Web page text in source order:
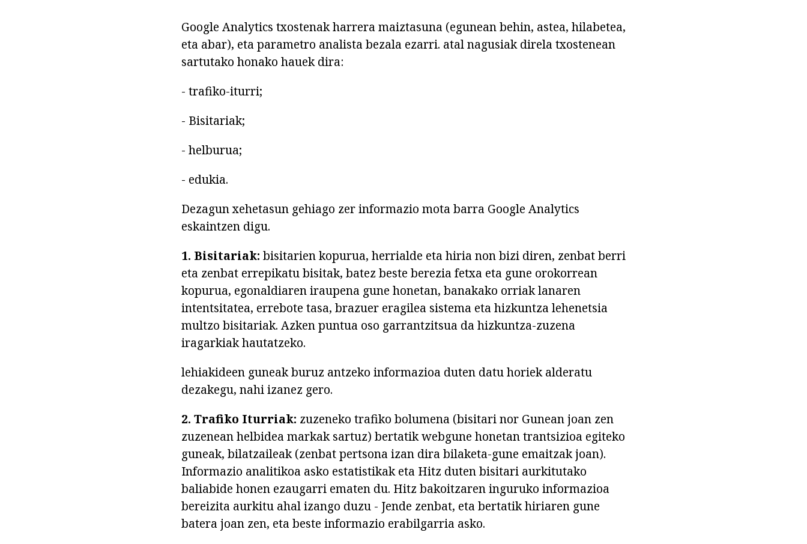
Google Analytics txostenak harrera maiztasuna (egunean behin, astea, hilabetea,
eta abar), eta parametro analista bezala ezarri. atal nagusiak direla txostenean
sartutako honako hauek dira:
- trafiko-iturri;
- Bisitariak;
- helburua;
- edukia.
Dezagun xehetasun gehiago zer informazio mota barra Google Analytics
eskaintzen digu.
1. Bisitariak: bisitarien kopurua, herrialde eta hiria non bizi diren, zenbat berri
eta zenbat errepikatu bisitak, batez beste berezia fetxa eta gune orokorrean
kopurua, egonaldiaren iraupena gune honetan, banakako orriak lanaren
intentsitatea, errebote tasa, brazuer eragilea sistema eta hizkuntza lehenetsia
multzo bisitariak. Azken puntua oso garrantzitsua da hizkuntza-zuzena
iragarkiak hautatzeko.
lehiakideen guneak buruz antzeko informazioa duten datu horiek alderatu
dezakegu, nahi izanez gero.
2. Trafiko Iturriak: zuzeneko trafiko bolumena (bisitari nor Gunean joan zen
zuzenean helbidea markak sartuz) bertatik webgune honetan trantsizioa egiteko
guneak, bilatzaileak (zenbat pertsona izan dira bilaketa-gune emaitzak joan).
Informazio analitikoa asko estatistikak eta Hitz duten bisitari aurkitutako
baliabide honen ezaugarri ematen du. Hitz bakoitzaren inguruko informazioa
bereizita aurkitu ahal izango duzu - Jende zenbat, eta bertatik hiriaren gune
batera joan zen, eta beste informazio erabilgarria asko.